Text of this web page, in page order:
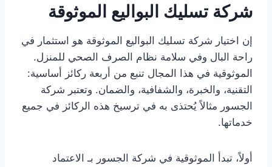
شركة تسليك البواليع الموثوقة
إن اختيار شركة تسليك البواليع الموثوقة هو استثمار في
راحة البال وفي سلامة نظام الصرف الصحي للمنزل.
الموثوقية في هذا المجال تنبع من أربعة ركائز أساسية:
التقنية، والخبرة، والشفافية، والضمان. وتعتبر شركة
الجسور مثالاً يُحتذى به في ترسيخ هذه الركائز في جميع
خدماتها.
أولاً، تبدأ الموثوقية في شركة الجسور بـ الاعتماد